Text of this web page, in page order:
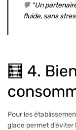
💬 “Un
fluide, sans
🧮 4.
Pour les
glace permet